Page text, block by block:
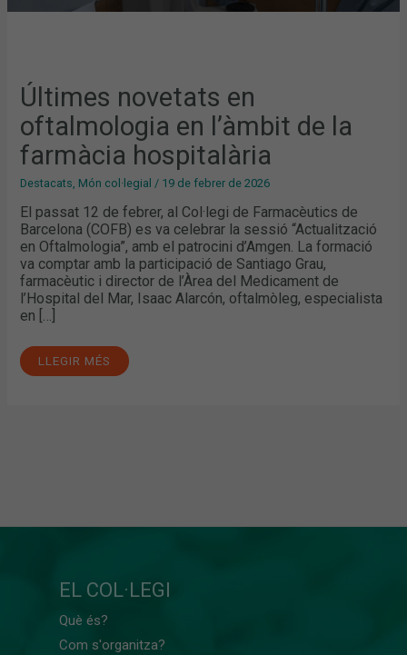
Últimes novetats en
oftalmologia en l’àmbit de la
farmàcia hospitalària
Destacats, Món col·legial / 19 de febrer de 2026
El passat 12 de febrer, al Col·legi de Farmacèutics de
Barcelona (COFB) es va celebrar la sessió “Actualització
en Oftalmologia”, amb el patrocini d’Amgen. La formació
va comptar amb la participació de Santiago Grau,
farmacèutic i director de l’Àrea del Medicament de
l’Hospital del Mar, Isaac Alarcón, oftalmòleg, especialista
en […]
LLEGIR MÉS
EL COL·LEGI
Què és?
Com s'organitza?